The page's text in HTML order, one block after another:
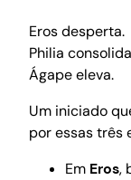
Eros desperta.
Philia
Ágape eleva.
Um iniciado
por essas três
Em Eros,